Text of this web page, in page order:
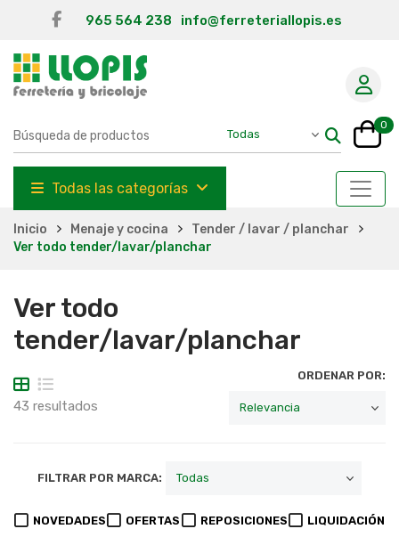
965 564 238 info@ferreteriallopis.es
0
Todas las categorías
Inicio Menaje y cocina
Tender / lavar / planchar
Ver todo tender/lavar/planchar
Ver todo
tender/lavar/planchar
43 resultados
ORDENAR POR:
FILTRAR POR MARCA:
NOVEDADES OFERTAS REPOSICIONES LIQUIDACIÓN